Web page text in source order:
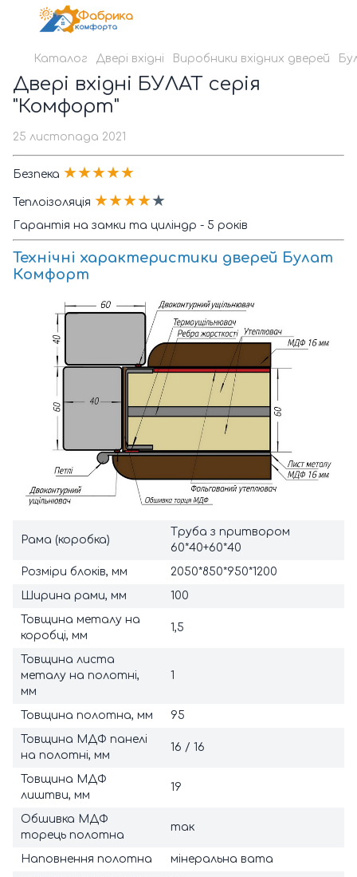
Каталог Двері вхідні Виробники вхідних дверей
Двері вхідні БУЛАТ серія
"Комфорт"
25 листопада 2021
Безпека ★★★★★
Теплоізоляція ★★★★★
Гарантія на замки та циліндр - 5 років
Технічні характеристики дверей Булат
Комфорт
Рама (коробка)
Труба з притвором
60*40+60*40
Розміри блоків, мм
2050*850*950*1200
Ширина рами, мм
100
Товщина металу на
коробці, мм
1,5
Товщина листа
металу на полотні,
мм
1
Товщина полотна, мм
95
Товщина МДФ панелі
на полотні, мм
16 / 16
Товщина МДФ
лиштви, мм
19
Обшивка МДФ
торець полотна
так
Наповнення полотна
мінеральна вата